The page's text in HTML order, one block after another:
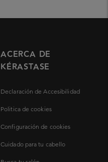
ACERCA DE
KÉRASTASE
Declaración de Accesibilidad
Politica de cookies
Configuración de cookies
Cuidado para tu cabello